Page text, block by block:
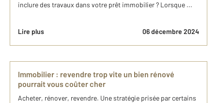
inclure des travaux dans votre prêt immobilier ? Lorsque ...
Lire plus 06 décembre 2024
Immobilier : revendre trop vite un bien rénové
pourrait vous coûter cher
Acheter, rénover, revendre. Une stratégie prisée par certains